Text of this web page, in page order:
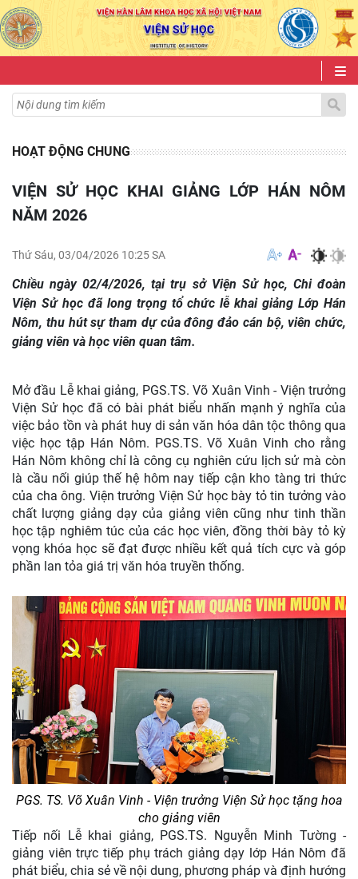
HOẠT ĐỘNG CHUNG
VIỆN SỬ HỌC KHAI GIẢNG LỚP HÁN NÔM
NĂM 2026
Thứ Sáu, 03/04/2026 10:25 SA
Chiều ngày 02/4/2026, tại trụ sở Viện Sử học, Chi đoàn
Viện Sử học đã long trọng tổ chức lễ khai giảng Lớp Hán
Nôm, thu hút sự tham dự của đông đảo cán bộ, viên chức,
giảng viên và học viên quan tâm.
Mở đầu Lễ khai giảng, PGS.TS. Võ Xuân Vinh - Viện trưởng
Viện Sử học đã có bài phát biểu nhấn mạnh ý nghĩa của
việc bảo tồn và phát huy di sản văn hóa dân tộc thông qua
việc học tập Hán Nôm. PGS.TS. Võ Xuân Vinh cho rằng
Hán Nôm không chỉ là công cụ nghiên cứu lịch sử mà còn
là cầu nối giúp thế hệ hôm nay tiếp cận kho tàng tri thức
của cha ông. Viện trưởng Viện Sử học bày tỏ tin tưởng vào
chất lượng giảng dạy của giảng viên cũng như tinh thần
học tập nghiêm túc của các học viên, đồng thời bày tỏ kỳ
vọng khóa học sẽ đạt được nhiều kết quả tích cực và góp
phần lan tỏa giá trị văn hóa truyền thống.
PGS. TS. Võ Xuân Vinh - Viện trưởng Viện Sử học tặng hoa
cho giảng viên
Tiếp nối Lễ khai giảng, PGS.TS. Nguyễn Minh Tường -
giảng viên trực tiếp phụ trách giảng dạy lớp Hán Nôm đã
phát biểu, chia sẻ về nội dung, phương pháp và định hướng